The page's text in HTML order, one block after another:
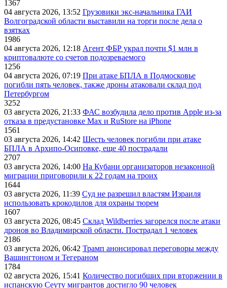
1367
04 августа 2026, 13:52 Грузовики экс-начальника ГАИ
Волгоградской области выставили на торги после дела о
взятках
1986
04 августа 2026, 12:18 Агент ФБР украл почти $1 млн в
криптовалюте со счетов подозреваемого
1256
04 августа 2026, 07:19 При атаке БПЛА в Подмосковье
погибли пять человек, также дроны атаковали склад под
Петербургом
3252
03 августа 2026, 21:33 ФАС возбудила дело против Apple из-за
отказа в предустановке Max и RuStore на iPhone
1561
03 августа 2026, 14:42 Шесть человек погибли при атаке
БПЛА в Архипо-Осиповке, еще 40 пострадали
2707
03 августа 2026, 14:00 На Кубани организаторов незаконной
миграции приговорили к 22 годам на троих
1644
03 августа 2026, 11:39 Суд не разрешил властям Израиля
использовать крокодилов для охраны тюрем
1607
03 августа 2026, 08:45 Склад Wildberries загорелся после атаки
дронов во Владимирской области. Пострадал 1 человек
2186
03 августа 2026, 06:42 Трамп анонсировал переговоры между
Вашингтоном и Тегераном
1784
02 августа 2026, 15:41 Количество погибших при вторжении в
испанскую Сеуту мигрантов достигло 90 человек